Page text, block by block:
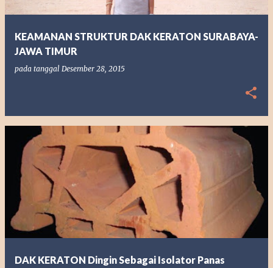
KEAMANAN STRUKTUR DAK KERATON SURABAYA-
JAWA TIMUR
pada tanggal Desember 28, 2015
DAK KERATON Dingin Sebagai Isolator Panas